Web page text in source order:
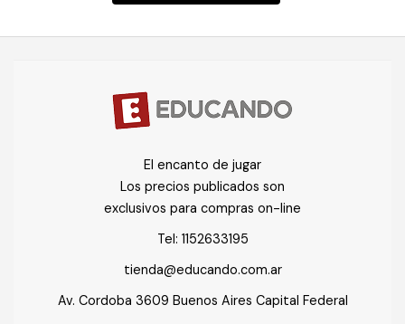
El encanto de jugar
Los precios publicados son
exclusivos para compras on-line
Tel: 1152633195
tienda@educando.com.ar
Av. Cordoba 3609 Buenos Aires Capital Federal